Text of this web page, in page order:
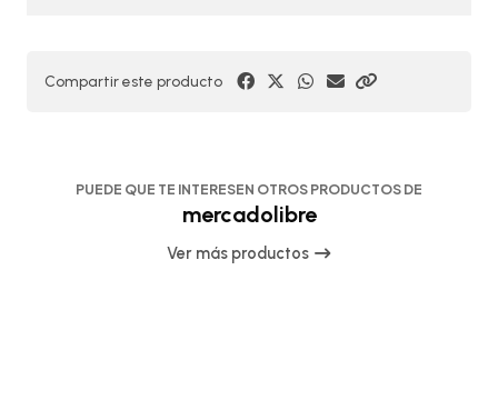
Compartir este producto
PUEDE QUE TE INTERESEN OTROS PRODUCTOS DE
mercadolibre
Ver más productos